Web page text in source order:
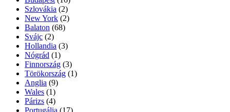
Szlovákia (2)
New York (2)
Balaton (68)
Svájc (2)
Hollandia (3)
Nógrád (1)
Finnország (3)
Törökország (1)
Anglia (9)
Wales (1)
Párizs (4)
Portugália (17)